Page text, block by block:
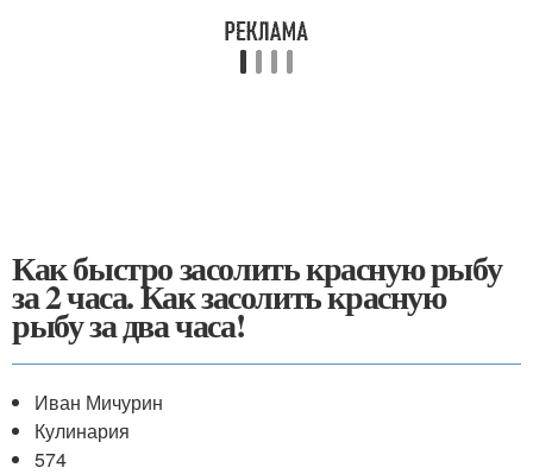
Как быстро засолить красную рыбу
за 2 часа. Как засолить красную
рыбу за два часа!
Иван Мичурин
Кулинария
574